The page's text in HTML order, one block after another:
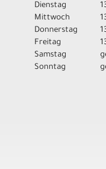
Dienstag
Mittwoch
Donnerstag
Freitag
Samstag
Sonntag